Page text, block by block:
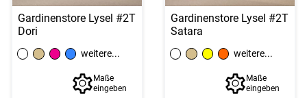
Gardinenstore Lysel #2T
Dori
weitere...
Maße
eingeben
Gardinenstore Lysel #2T
Satara
weitere...
Maße
eingeben